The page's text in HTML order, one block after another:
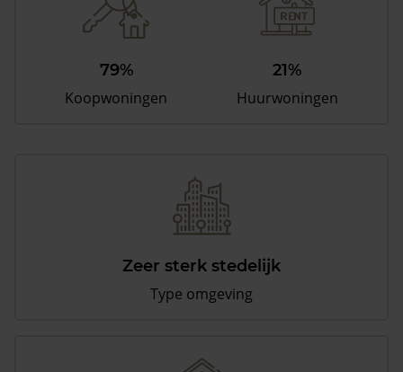
79%
Koopwoningen
21%
Huurwoningen
Zeer sterk stedelijk
Type omgeving